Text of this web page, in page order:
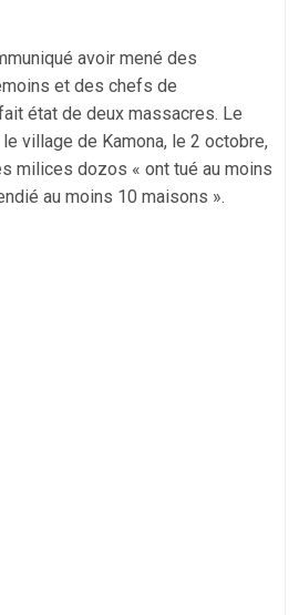
avoir mené des
et des chefs de
état de deux massacres. Le
village de Kamona, le 2 octobre,
milices dozos « ont tué au moins
au moins 10 maisons ».